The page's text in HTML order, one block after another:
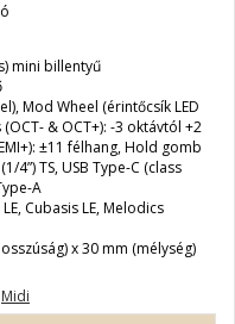
mini billentyű
Mod Wheel (érintőcsík LED
& OCT+): -3 oktávtól +2
±11 félhang, Hold gomb
4”) TS, USB Type-C (class
A
Cubasis LE, Melodics
x 30 mm (mélység)
Midi